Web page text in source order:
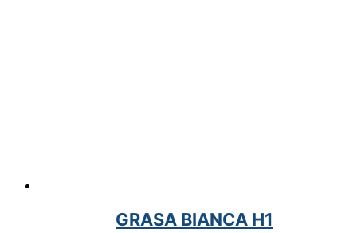
GRASA BIANCA H1